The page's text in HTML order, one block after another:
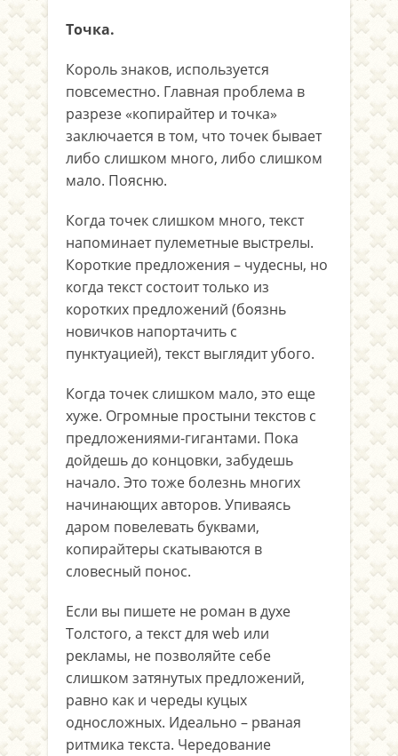
Точка.
Король знаков, используется
повсеместно. Главная проблема в
разрезе «копирайтер и точка»
заключается в том, что точек бывает
либо слишком много, либо слишком
мало. Поясню.
Когда точек слишком много, текст
напоминает пулеметные выстрелы.
Короткие предложения – чудесны, но
когда текст состоит только из
коротких предложений (боязнь
новичков напортачить с
пунктуацией), текст выглядит убого.
Когда точек слишком мало, это еще
хуже. Огромные простыни текстов с
предложениями-гигантами. Пока
дойдешь до концовки, забудешь
начало. Это тоже болезнь многих
начинающих авторов. Упиваясь
даром повелевать буквами,
копирайтеры скатываются в
словесный понос.
Если вы пишете не роман в духе
Толстого, а текст для web или
рекламы, не позволяйте себе
слишком затянутых предложений,
равно как и череды куцых
односложных. Идеально – рваная
ритмика текста. Чередование